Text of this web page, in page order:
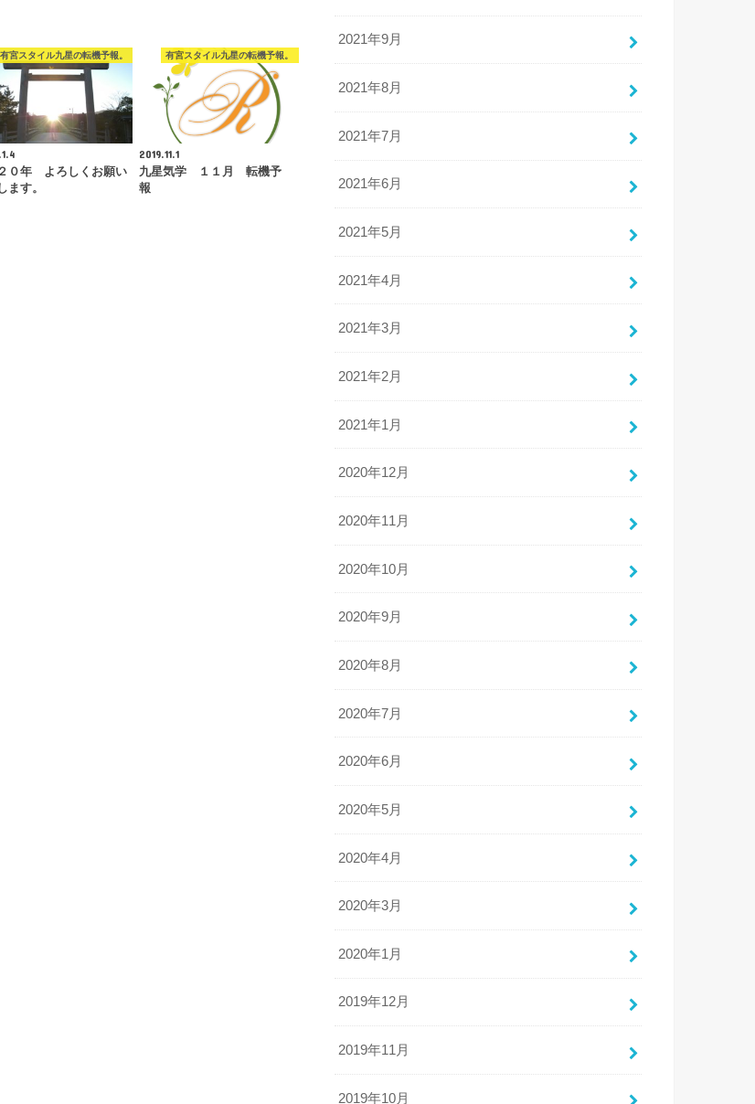
有宮スタイル九星の転機予報。
０年 よろしくお願い
ます。
有宮スタイル九星の転機予報。
2019.11.1
九星気学 １１月 転機予
報
2021年9月
2021年8月
2021年7月
2021年6月
2021年5月
2021年4月
2021年3月
2021年2月
2021年1月
2020年12月
2020年11月
2020年10月
2020年9月
2020年8月
2020年7月
2020年6月
2020年5月
2020年4月
2020年3月
2020年1月
2019年12月
2019年11月
2019年10月